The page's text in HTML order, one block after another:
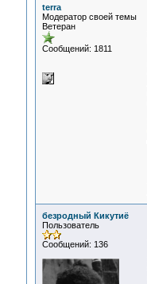
terra
Модератор своей темы
Ветеран
Сообщений: 1811
безродный Кикутиё
Пользователь
Сообщений: 136